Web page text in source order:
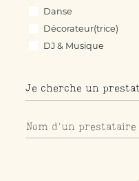
Danse
Décorateur(trice)
DJ & Musique
Location déco,
Organisation
Je cherche un
Je cherche un
Je cherche un